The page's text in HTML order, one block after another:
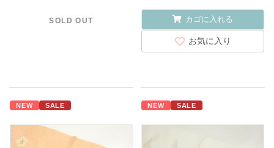
SOLD OUT カゴに入れる
お気に入り
NEW SALE NEW SALE